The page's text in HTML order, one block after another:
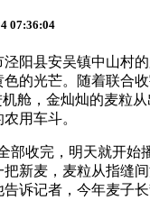
07:36:04
阳县安吴镇中山村的
的光芒。随着联合收
舱，金灿灿的麦粒从
用车斗。
收完，明天就开始
新麦，麦粒从指缝
诉记者，今年麦子